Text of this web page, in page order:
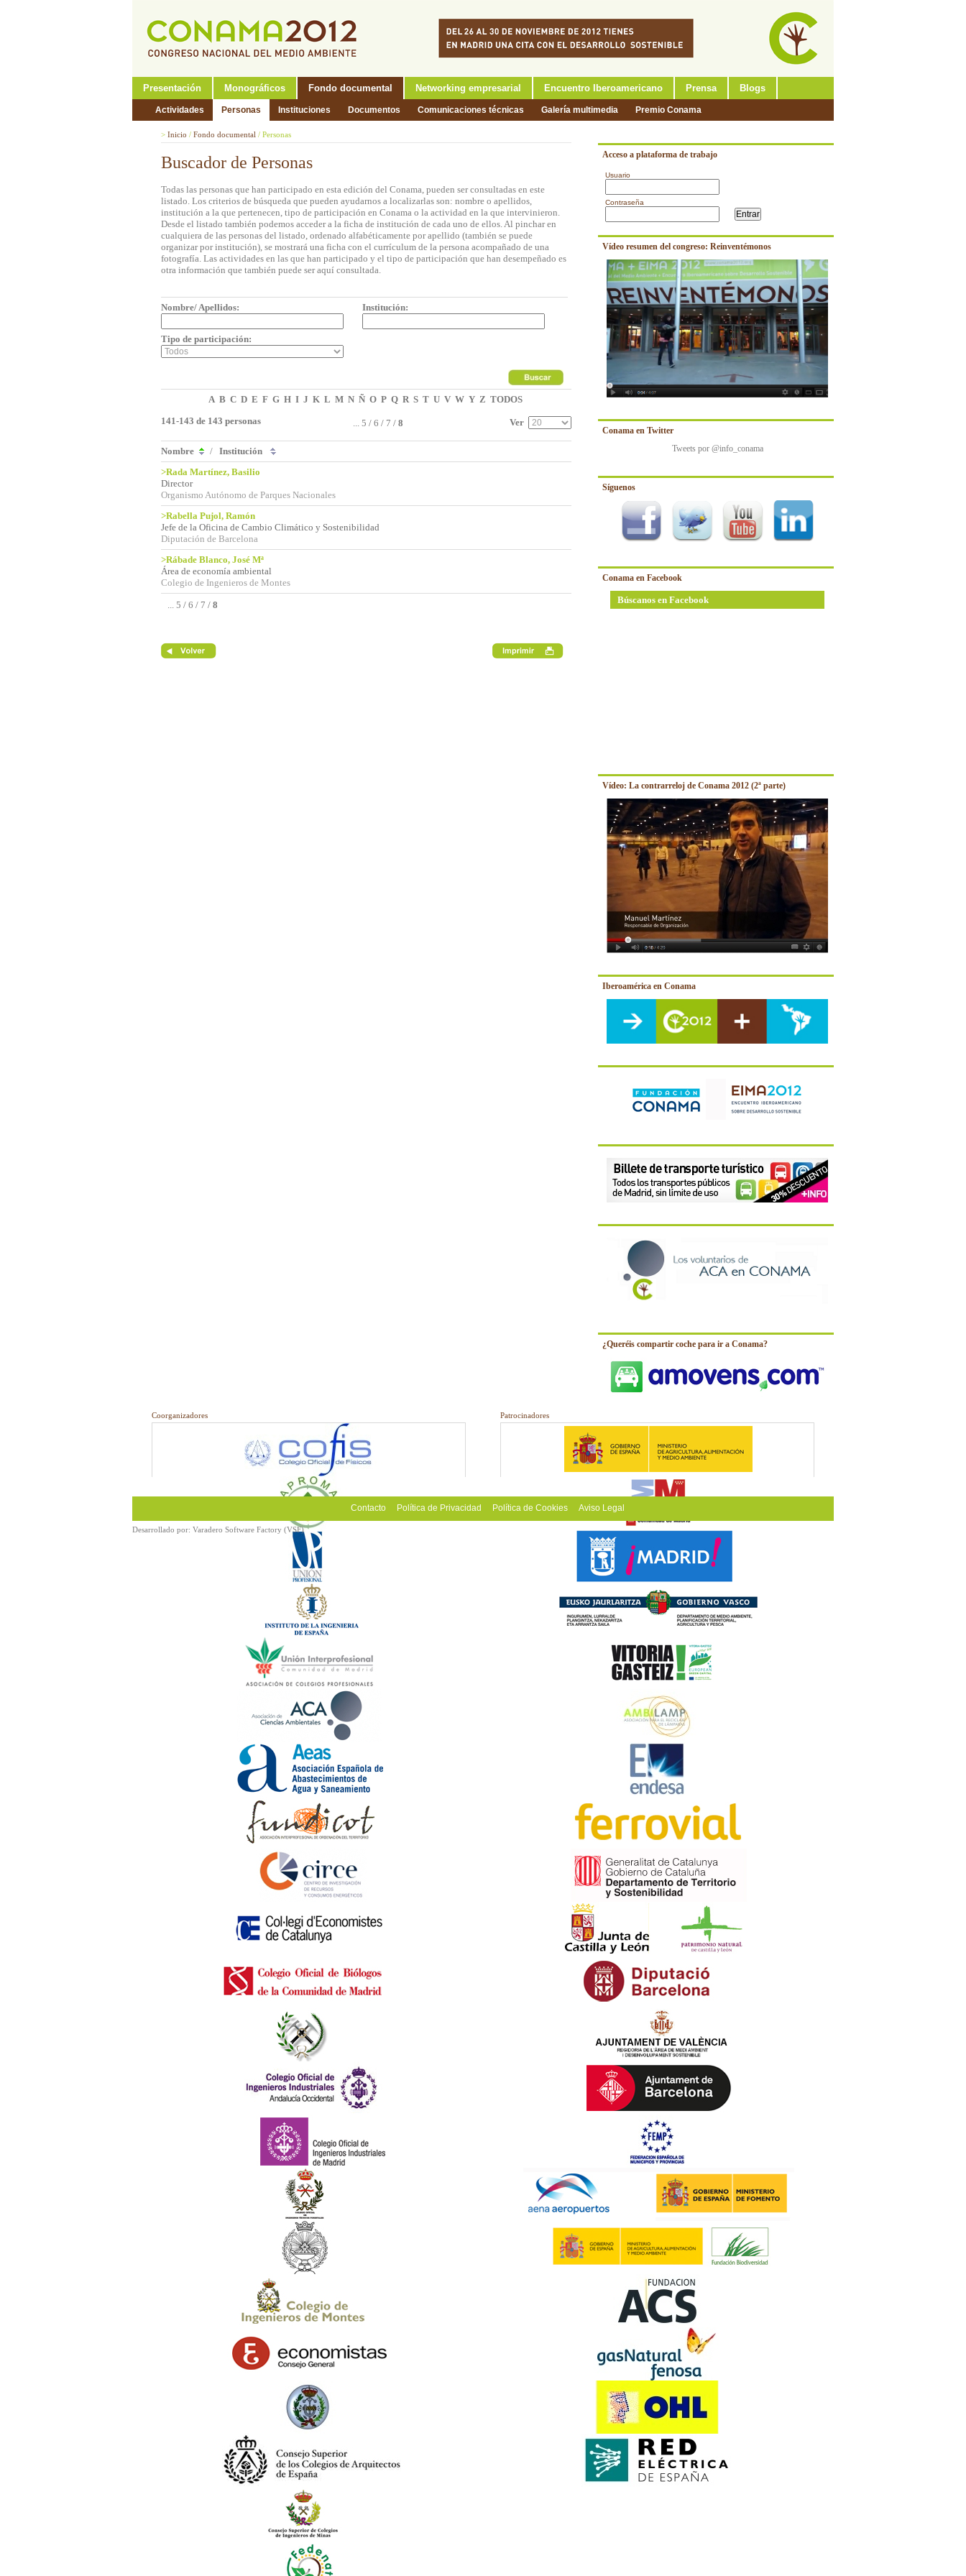
Presentación Monográficos Fondo documental Networking empresarial Encuentro Iberoamericano Prensa Blogs
Actividades Personas Instituciones Documentos Comunicaciones técnicas Galería multimedia Premio Conama
Acceso a plataforma de trabajo
Usuario
Contraseña
Vídeo resumen del congreso: Reinventémonos
Conama en Twitter
Tweets por @info_conama
Síguenos
Conama en Facebook
Búscanos en Facebook
Vídeo: La contrarreloj de Conama 2012 (2ª parte)
Iberoamérica en Conama
¿Queréis compartir coche para ir a Conama?
> Inicio / Fondo documental / Personas
Buscador de Personas
Todas las personas que han participado en esta edición del Conama, pueden ser consultadas en este
listado. Los criterios de búsqueda que pueden ayudarnos a localizarlas son: nombre o apellidos,
institución a la que pertenecen, tipo de participación en Conama o la actividad en la que intervinieron.
Desde el listado también podemos acceder a la ficha de institución de cada uno de ellos. Al pinchar en
cualquiera de las personas del listado, ordenado alfabéticamente por apellido (también se puede
organizar por institución), se mostrará una ficha con el currículum de la persona acompañado de una
fotografía. Las actividades en las que han participado y el tipo de participación que han desempeñado es
otra información que también puede ser aquí consultada.
Nombre/ Apellidos: Institución:
Tipo de participación:
A B C D E F G H I J K L M N Ñ O P Q R S T U V W Y Z TODOS
141-143 de 143 personas
... 5 / 6 / 7 / 8 Ver
Nombre / Institución
>Rada Martínez, Basilio
Director
Organismo Autónomo de Parques Nacionales
>Rabella Pujol, Ramón
Jefe de la Oficina de Cambio Climático y Sostenibilidad
Diputación de Barcelona
>Rábade Blanco, José Mª
Área de economía ambiental
Colegio de Ingenieros de Montes
... 5 / 6 / 7 / 8
Patrocinadores
Coorganizadores
Contacto Política de Privacidad Política de Cookies Aviso Legal
Desarrollado por: Varadero Software Factory (VSF)